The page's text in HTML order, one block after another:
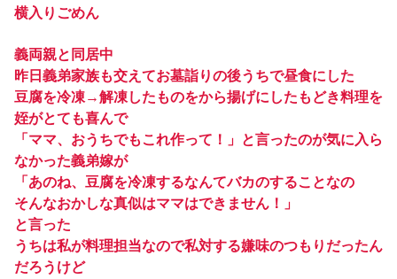
横入りごめん
義両親と同居中
昨日義弟家族も交えてお墓詣りの後うちで昼食にした
豆腐を冷凍→解凍したものをから揚げにしたもどき料理を
姪がとても喜んで
「ママ、おうちでもこれ作って！」と言ったのが気に入ら
なかった義弟嫁が
「あのね、豆腐を冷凍するなんてバカのすることなの
そんなおかしな真似はママはできません！」
と言った
うちは私が料理担当なので私対する嫌味のつもりだったん
だろうけど